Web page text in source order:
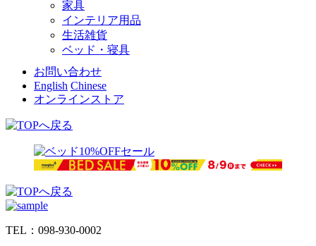
家具
インテリア用品
生活雑貨
ベッド・寝具
お問い合わせ
English Chinese
オンラインストア
TEL：098-930-0002